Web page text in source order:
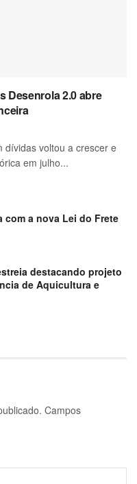
Desenrola 2.0 abre
dívidas voltou a crescer e
em julho...
com a nova Lei do Frete
destacando projeto
de Aquicultura e
Campos